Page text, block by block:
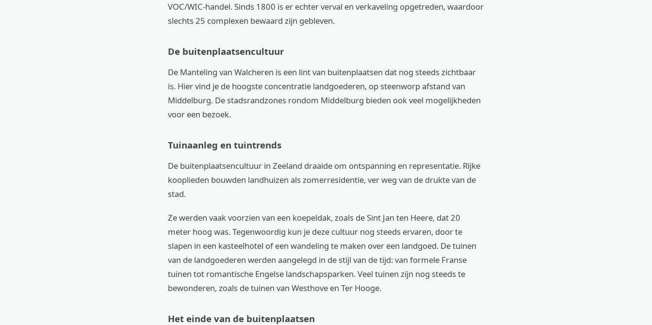
VOC/WIC-handel. Sinds 1800 is er echter verval en verkaveling opgetreden, waardoor
slechts 25 complexen bewaard zijn gebleven.
De buitenplaatsencultuur
De Manteling van Walcheren is een lint van buitenplaatsen dat nog steeds zichtbaar
is. Hier vind je de hoogste concentratie landgoederen, op steenworp afstand van
Middelburg. De stadsrandzones rondom Middelburg bieden ook veel mogelijkheden
voor een bezoek.
Tuinaanleg en tuintrends
De buitenplaatsencultuur in Zeeland draaide om ontspanning en representatie. Rijke
kooplieden bouwden landhuizen als zomerresidentie, ver weg van de drukte van de
stad.
Ze werden vaak voorzien van een koepeldak, zoals de Sint Jan ten Heere, dat 20
meter hoog was. Tegenwoordig kun je deze cultuur nog steeds ervaren, door te
slapen in een kasteelhotel of een wandeling te maken over een landgoed. De tuinen
van de landgoederen werden aangelegd in de stijl van de tijd: van formele Franse
tuinen tot romantische Engelse landschapsparken. Veel tuinen zijn nog steeds te
bewonderen, zoals de tuinen van Westhove en Ter Hooge.
Het einde van de buitenplaatsen